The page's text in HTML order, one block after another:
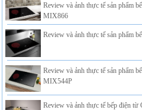
Review và ảnh thực tế sản phẩm
MIX866
Review và ảnh thực tế sản phẩm
Review và ảnh thực tế sản phẩm
MIX544P
Review và ảnh thực tế bếp điện